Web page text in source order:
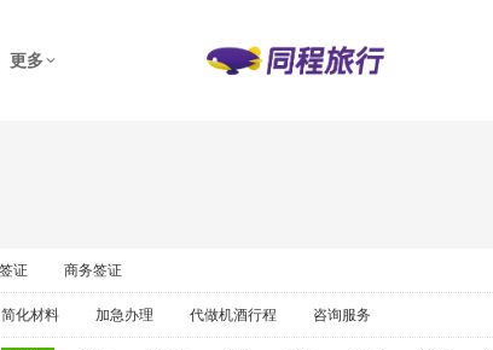
更多
证 商务签证
简化材料 加急办理 代做机酒行程 咨询服务